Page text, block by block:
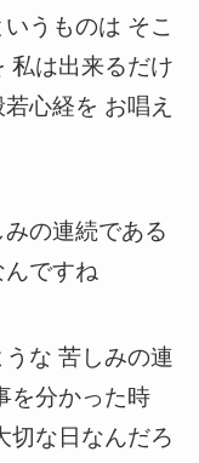
うものは そこ
私は出来るだけ
心経を お唱え
の連続である
ですね
な 苦しみの連
を分かった時
切な日なんだろ